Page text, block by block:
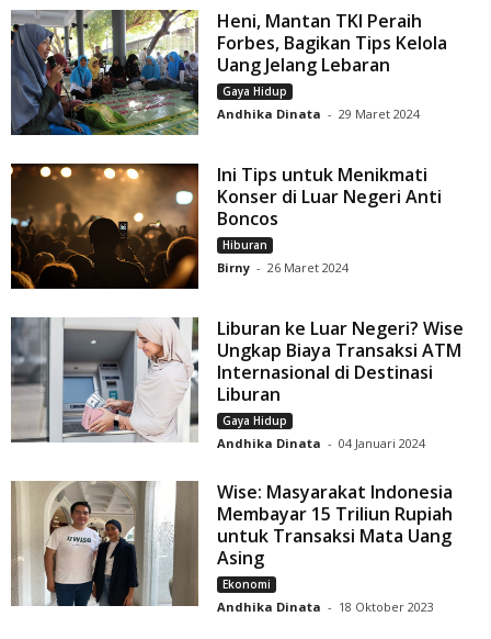
Heni, Mantan TKI Peraih
Forbes, Bagikan Tips Kelola
Uang Jelang Lebaran
Gaya Hidup
Andhika Dinata - 29 Maret 2024
Ini Tips untuk Menikmati
Konser di Luar Negeri Anti
Boncos
Hiburan
Birny - 26 Maret 2024
Liburan ke Luar Negeri? Wise
Ungkap Biaya Transaksi ATM
Internasional di Destinasi
Liburan
Gaya Hidup
Andhika Dinata - 04 Januari 2024
Wise: Masyarakat Indonesia
Membayar 15 Triliun Rupiah
untuk Transaksi Mata Uang
Asing
Ekonomi
Andhika Dinata - 18 Oktober 2023